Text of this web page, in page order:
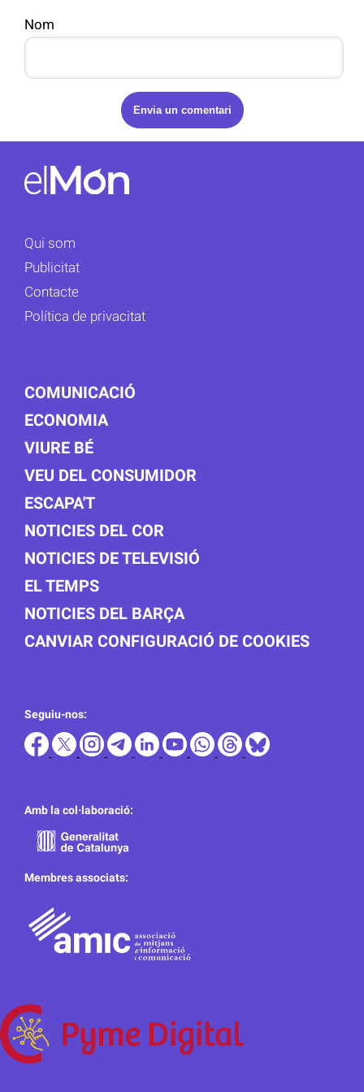
Nom
Qui som
Publicitat
Contacte
Política de privacitat
COMUNICACIÓ
ECONOMIA
VIURE BÉ
VEU DEL CONSUMIDOR
ESCAPA'T
NOTICIES DEL COR
NOTICIES DE TELEVISIÓ
EL TEMPS
NOTICIES DEL BARÇA
CANVIAR CONFIGURACIÓ DE COOKIES
Seguiu-nos:
Amb la col·laboració:
Membres associats: